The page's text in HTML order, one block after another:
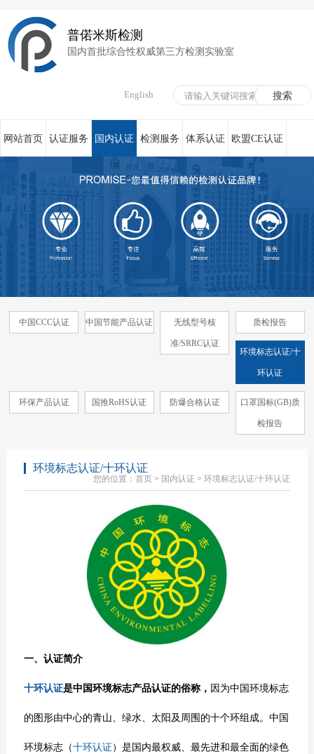
普偌米斯检测
国内首批综合性权威第三方检测实验室
English
网站首页 认证服务 国内认证 检测服务 体系认证 欧盟CE认证
荣誉资质 在线服务 新闻资讯 关于我们
中国CCC认证 中国节能产品认证 无线型号核
准/SRRC认证
质检报告
环境标志认证/十
环认证
环保产品认证 国推RoHS认证 防爆合格认证 口罩国标(GB)质
检报告
环境标志认证/十环认证
您的位置：首页 > 国内认证 >环境标志认证/十环认证
一、认证简介
十环认证是中国环境标志产品认证的俗称， 因为中国环境标志
的图形由中心的青山、绿水、太阳及周围的十个环组成。 中国
环境标志（十环认证 ）是国内最权威、最先进和最全面的绿色